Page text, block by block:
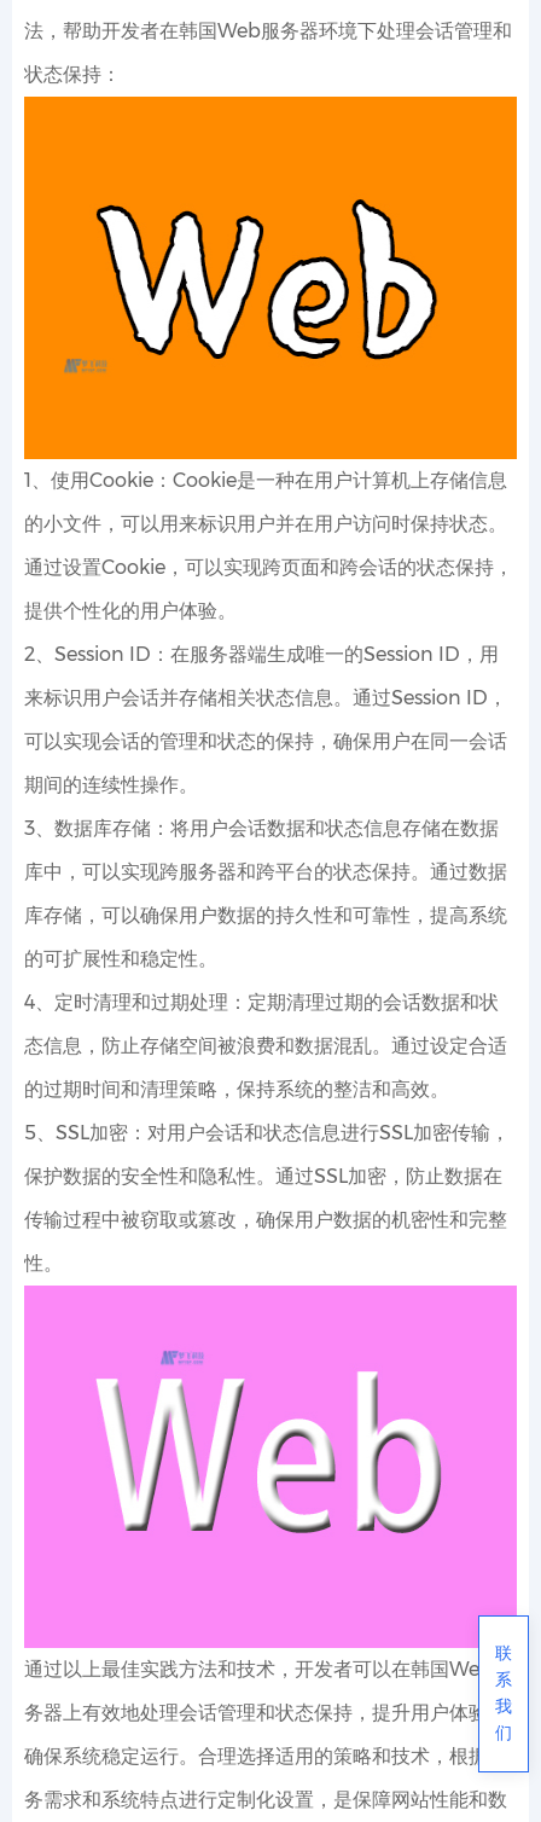
法，帮助开发者在韩国Web服务器环境下处理会话管理和
状态保持：
1、使用Cookie：Cookie是一种在用户计算机上存储信息
的小文件，可以用来标识用户并在用户访问时保持状态。
通过设置Cookie，可以实现跨页面和跨会话的状态保持，
提供个性化的用户体验。
2、Session ID：在服务器端生成唯一的Session ID，用
来标识用户会话并存储相关状态信息。通过Session ID，
可以实现会话的管理和状态的保持，确保用户在同一会话
期间的连续性操作。
3、数据库存储：将用户会话数据和状态信息存储在数据
库中，可以实现跨服务器和跨平台的状态保持。通过数据
库存储，可以确保用户数据的持久性和可靠性，提高系统
的可扩展性和稳定性。
4、定时清理和过期处理：定期清理过期的会话数据和状
态信息，防止存储空间被浪费和数据混乱。通过设定合适
的过期时间和清理策略，保持系统的整洁和高效。
5、SSL加密：对用户会话和状态信息进行SSL加密传输，
保护数据的安全性和隐私性。通过SSL加密，防止数据在
传输过程中被窃取或篡改，确保用户数据的机密性和完整
性。
通过以上最佳实践方法和技术，开发者可以在韩国Web服
务器上有效地处理会话管理和状态保持，提升用户体验，
确保系统稳定运行。合理选择适用的策略和技术，根据业
务需求和系统特点进行定制化设置，是保障网站性能和数
联
系
我
们